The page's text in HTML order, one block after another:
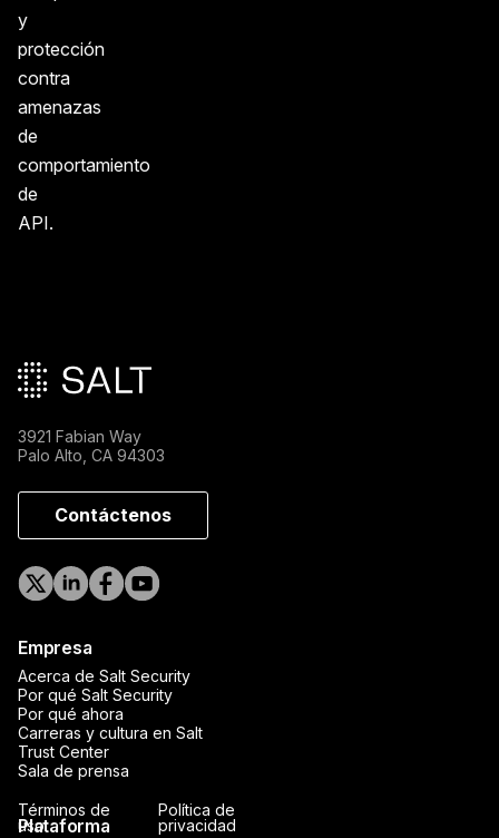
y
protección
contra
amenazas
de
comportamiento
de
API.
3921 Fabian Way
Palo Alto, CA 94303
Contáctenos
Empresa
Acerca de Salt Security
Por qué Salt Security
Por qué ahora
Carreras y cultura en Salt
Trust Center
Sala de prensa
Plataforma
Términos de
uso
Política de
privacidad